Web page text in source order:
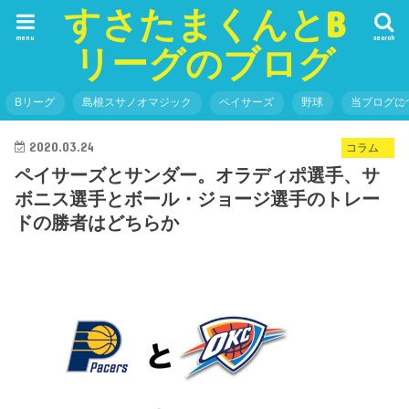
すさたまくんとB
リーグのブログ
search
menu
Bリーグ 島根スサノオマジック ペイサーズ 野球 当ブログに
コラム
2020.03.24
ペイサーズとサンダー。オラディポ選手、サ
ボニス選手とボール・ジョージ選手のトレー
ドの勝者はどちらか